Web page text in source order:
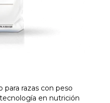
razas con peso
en nutrición